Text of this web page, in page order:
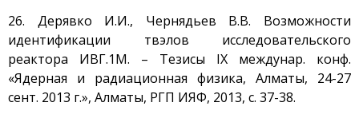
26. Дерявко И.И., Чернядьев В.В. Возможности
идентификации твэлов исследовательского
реактора ИВГ.1М. – Тезисы IX междунар. конф.
«Ядерная и радиационная физика, Алматы, 24-27
сент. 2013 г.», Алматы, РГП ИЯФ, 2013, с. 37-38.